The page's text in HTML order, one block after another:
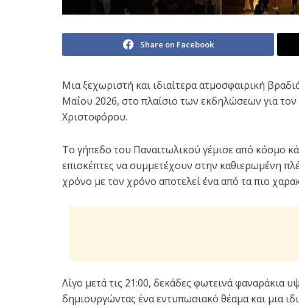
Share on Facebook
Μια ξεχωριστή και ιδιαίτερα ατμοσφαιρική
Μαΐου 2026, στο πλαίσιο των εκδηλώσεων για
Χριστοφόρου.
Το γήπεδο του Παναιτωλικού γέμισε από κόσμο
επισκέπτες να συμμετέχουν στην καθιερωμένη
χρόνο με τον χρόνο αποτελεί ένα από τα πιο
Λίγο μετά τις 21:00, δεκάδες φωτεινά φαναράκια
δημιουργώντας ένα εντυπωσιακό θέαμα και μια